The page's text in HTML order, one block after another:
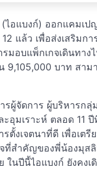
อแบงก์) ออกแคมเป
แล้ว เพื่อส่งเสริมก
มอบแพ็กเกจเดินทา
9,105,000 บาท สา
ผู้จัดการ ผู้บริหารกลุ่
อุมเราะห์ ตลอด 11
ตั้งเจตนาที่ดี เพื่อเต
ที่สำคัญของพี่น้องมุส
ในปีนี้ไอแบงก์ ยังคง